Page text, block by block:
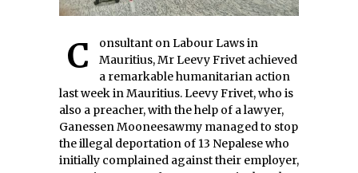
Consultant on Labour Laws in
Mauritius, Mr Leevy Frivet achieved
a remarkable humanitarian action
last week in Mauritius. Leevy Frivet, who is
also a preacher, with the help of a lawyer,
Ganessen Mooneesawmy managed to stop
the illegal deportation of 13 Nepalese who
initially complained against their employer,